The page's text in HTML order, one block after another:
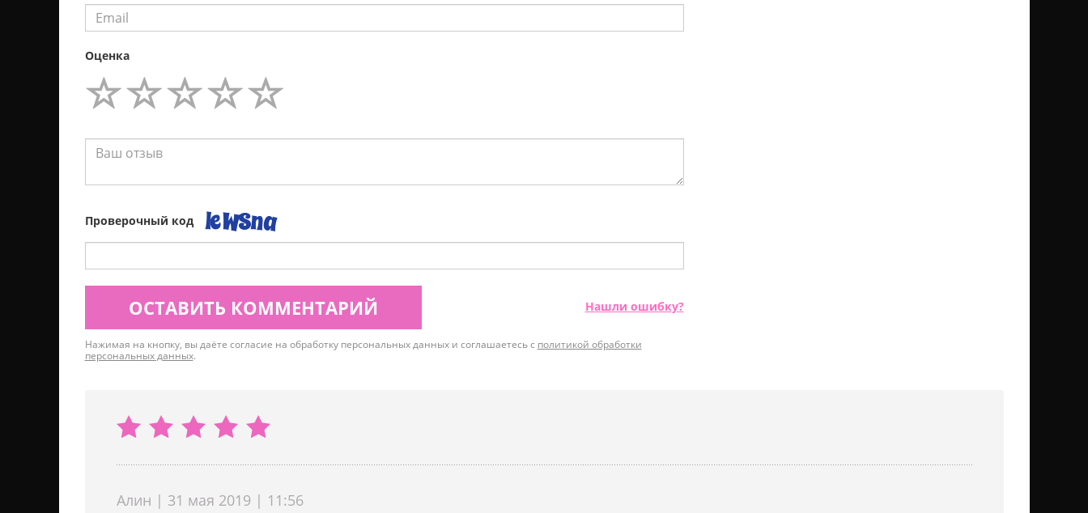
Оценка
Проверочный код
ОСТАВИТЬ КОММЕНТАРИЙ Нашли ошибку?
Нажимая на кнопку, вы даёте согласие на обработку персональных данных и соглашаетесь с политикой обработки
персональных данных.
Алин | 31 мая 2019 | 11:56